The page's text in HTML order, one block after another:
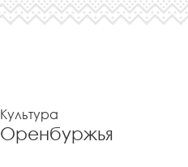
Культура
Оренбуржья